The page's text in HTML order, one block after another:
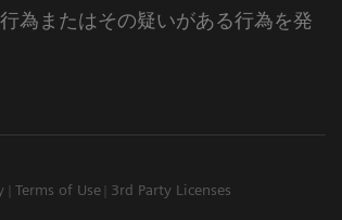
為またはその疑いがある行為を発
Terms of Use 3rd Party Licenses